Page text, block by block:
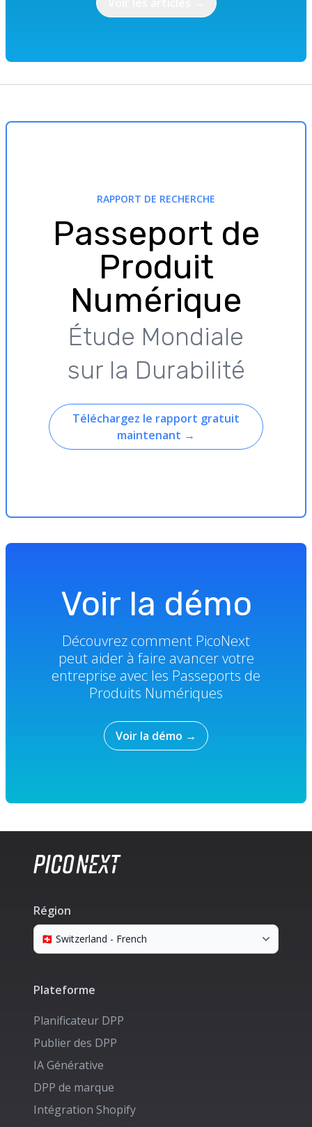
RAPPORT DE RECHERCHE
Passeport de
Produit
Numérique
Étude Mondiale
sur la Durabilité
Téléchargez le rapport gratuit
maintenant →
Voir la démo
Découvrez comment PicoNext
peut aider à faire avancer votre
entreprise avec les Passeports de
Produits Numériques
Voir la démo →
Région
Plateforme
Planificateur DPP
Publier des DPP
IA Générative
DPP de marque
Intégration Shopify